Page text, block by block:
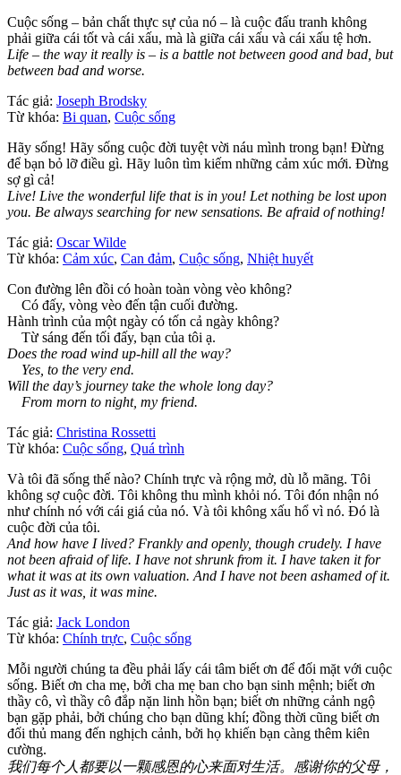
Cuộc sống – bản chất thực sự của nó – là cuộc đấu tranh không
phải giữa cái tốt và cái xấu, mà là giữa cái xấu và cái xấu tệ hơn.
Life – the way it really is – is a battle not between good and bad, but
between bad and worse.
Tác giả: Joseph Brodsky
Từ khóa: Bi quan, Cuộc sống
Hãy sống! Hãy sống cuộc đời tuyệt vời náu mình trong bạn! Đừng
để bạn bỏ lỡ điều gì. Hãy luôn tìm kiếm những cảm xúc mới. Đừng
sợ gì cả!
Live! Live the wonderful life that is in you! Let nothing be lost upon
you. Be always searching for new sensations. Be afraid of nothing!
Tác giả: Oscar Wilde
Từ khóa: Cảm xúc, Can đảm, Cuộc sống, Nhiệt huyết
Con đường lên đồi có hoàn toàn vòng vèo không?
Có đấy, vòng vèo đến tận cuối đường.
Hành trình của một ngày có tốn cả ngày không?
Từ sáng đến tối đấy, bạn của tôi ạ.
Does the road wind up-hill all the way?
Yes, to the very end.
Will the day’s journey take the whole long day?
From morn to night, my friend.
Tác giả: Christina Rossetti
Từ khóa: Cuộc sống, Quá trình
Và tôi đã sống thế nào? Chính trực và rộng mở, dù lỗ mãng. Tôi
không sợ cuộc đời. Tôi không thu mình khỏi nó. Tôi đón nhận nó
như chính nó với cái giá của nó. Và tôi không xấu hổ vì nó. Đó là
cuộc đời của tôi.
And how have I lived? Frankly and openly, though crudely. I have
not been afraid of life. I have not shrunk from it. I have taken it for
what it was at its own valuation. And I have not been ashamed of it.
Just as it was, it was mine.
Tác giả: Jack London
Từ khóa: Chính trực, Cuộc sống
Mỗi người chúng ta đều phải lấy cái tâm biết ơn để đối mặt với cuộc
sống. Biết ơn cha mẹ, bởi cha mẹ ban cho bạn sinh mệnh; biết ơn
thầy cô, vì thầy cô đắp nặn linh hồn bạn; biết ơn những cảnh ngộ
bạn gặp phải, bởi chúng cho bạn dũng khí; đồng thời cũng biết ơn
đối thủ mang đến nghịch cảnh, bởi họ khiến bạn càng thêm kiên
cường.
我们每个人都要以一颗感恩的心来面对生活。感谢你的父母，